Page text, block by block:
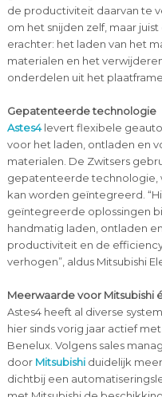
de productiviteit daarvan te
om het snijden zelf, maar
erachter: het laden van het
materialen en het
onderdelen uit het plaatframe.
Gepatenteerde technologie
Astes4levert flexibele
voor het laden, ontladen en
materialen. De Zwitsers
gepatenteerde technologie,
kan worden geïntegreerd.
geïntegreerde oplossingen
handmatig laden, ontladen
productiviteit en de
verhogen”, aldus Mitsubishi
Meerwaarde voor Mitsubishi
Astes4 heeft al diverse
hier sinds vorig jaar actief
Benelux. Volgens sales
door Mitsubishiduidelijk
dichtbij een